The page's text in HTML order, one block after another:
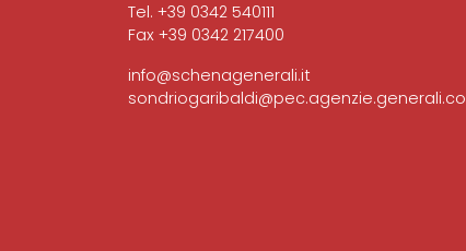
Tel. +39 0342 540111
Fax +39 0342 217400
info@schenagenerali.it